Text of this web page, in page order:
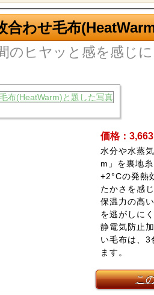
合わせ毛布
のヒヤッと感を感じ
価格：
水分や水蒸
m」を裏地
+2°Cの発熱
たかさを感
保温力の高
を逃がしに
静電気防止
い毛布は、3
ます。
こ